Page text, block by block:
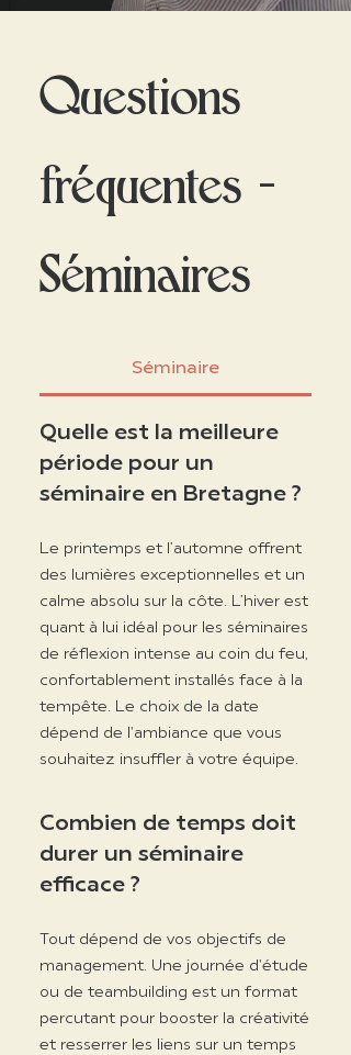
Questions
fréquentes -
Séminaires
Séminaire
Quelle est la meilleure
période pour un
séminaire en Bretagne ?
Le printemps et l’automne offrent
des lumières exceptionnelles et un
calme absolu sur la côte. L’hiver est
quant à lui idéal pour les séminaires
de réflexion intense au coin du feu,
confortablement installés face à la
tempête. Le choix de la date
dépend de l'ambiance que vous
souhaitez insuffler à votre équipe.
Combien de temps doit
durer un séminaire
efficace ?
Tout dépend de vos objectifs de
management. Une journée d'étude
ou de teambuilding est un format
percutant pour booster la créativité
et resserrer les liens sur un temps